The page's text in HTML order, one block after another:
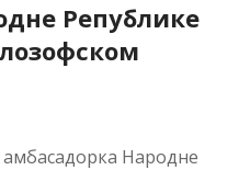
Републике
амбасадорка Народне